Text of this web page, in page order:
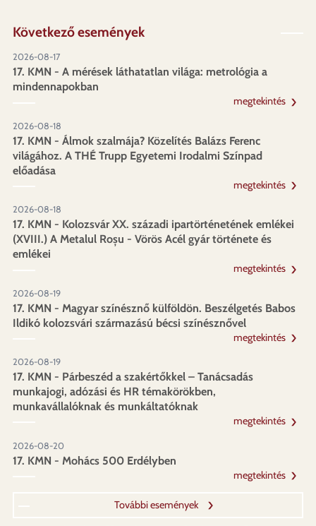
Következő események
2026-08-17
17. KMN - A mérések láthatatlan világa: metrológia a
mindennapokban
megtekintés
2026-08-18
17. KMN - Álmok szalmája? Közelítés Balázs Ferenc
világához. A THÉ Trupp Egyetemi Irodalmi Színpad
előadása
megtekintés
2026-08-18
17. KMN - Kolozsvár XX. századi ipartörténetének emlékei
(XVIII.) A Metalul Roșu - Vörös Acél gyár története és
emlékei
megtekintés
2026-08-19
17. KMN - Magyar színésznő külföldön. Beszélgetés Babos
Ildikó kolozsvári származású bécsi színésznővel
megtekintés
2026-08-19
17. KMN - Párbeszéd a szakértőkkel – Tanácsadás
munkajogi, adózási és HR témakörökben,
munkavállalóknak és munkáltatóknak
megtekintés
2026-08-20
17. KMN - Mohács 500 Erdélyben
megtekintés
További események